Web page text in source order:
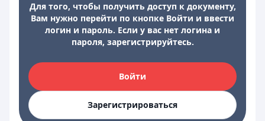
Для того, чтобы получить доступ к документу,
Вам нужно перейти по кнопке Войти и ввести
логин и пароль. Если у вас нет логина и
пароля, зарегистрируйтесь.
Войти
Зарегистрироваться